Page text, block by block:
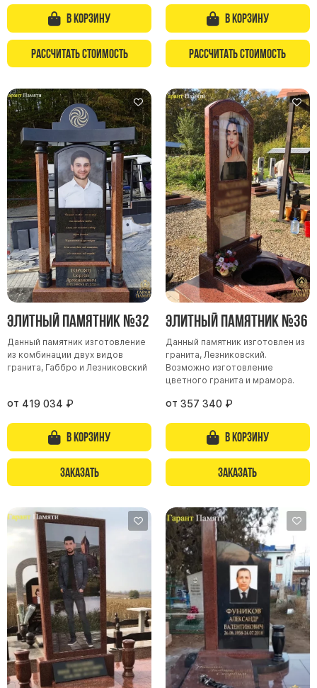
В корзину
Рассчитать стоимость
В корзину
Рассчитать стоимость
Элитный памятник №32
Данный памятник изготовление
из комбинации двух видов
гранита, Габбро и Лезниковский
от 419 034 ₽
В корзину
Заказать
Элитный памятник №36
Данный памятник изготовлен из
гранита, Лезниковский.
Возможно изготовление
цветного гранита и мрамора.
от 357 340 ₽
В корзину
Заказать